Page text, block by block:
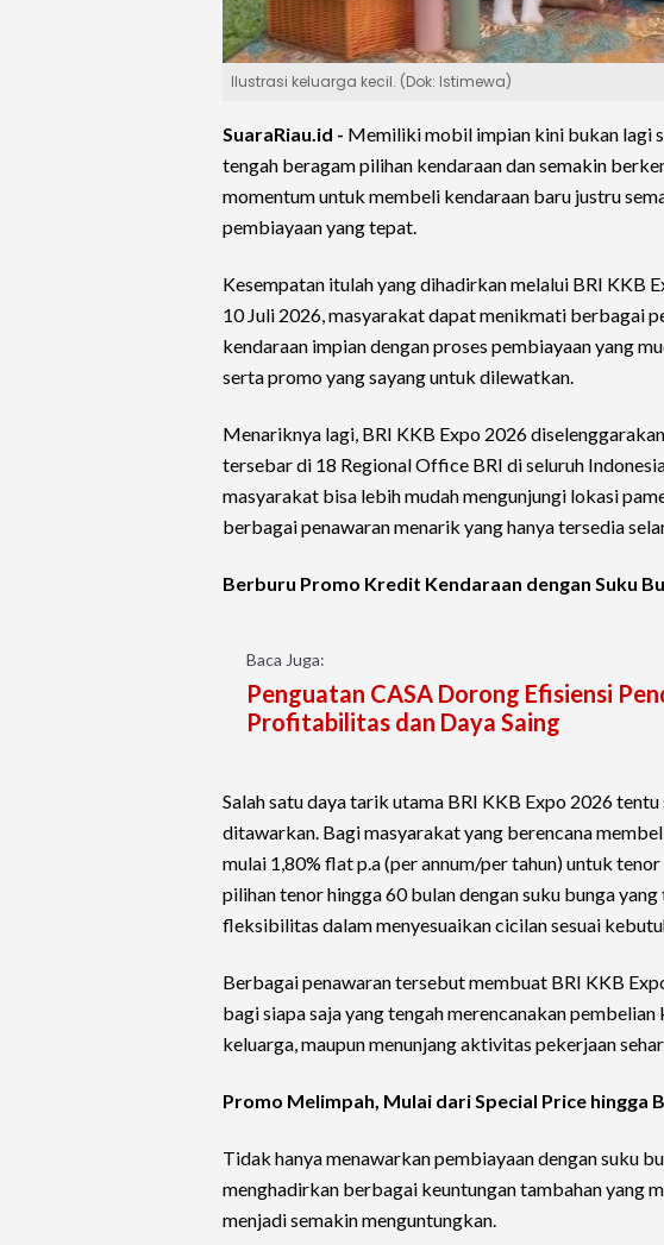
Ilustrasi keluarga kecil. (Dok: Istimewa)
SuaraRiau.id - Memiliki mobil impian kini bukan lagi
tengah beragam pilihan kendaraan dan semakin
momentum untuk membeli kendaraan baru justru
pembiayaan yang tepat.
Kesempatan itulah yang dihadirkan melalui BRI KKB
10 Juli 2026, masyarakat dapat menikmati berbagai
kendaraan impian dengan proses pembiayaan yang
serta promo yang sayang untuk dilewatkan.
Menariknya lagi, BRI KKB Expo 2026
tersebar di 18 Regional Office BRI di seluruh
masyarakat bisa lebih mudah mengunjungi lokasi
berbagai penawaran menarik yang hanya tersedia
Berburu Promo Kredit Kendaraan dengan Suku
Baca Juga:
Penguatan CASA Dorong Efisiensi
Profitabilitas dan Daya Saing
Salah satu daya tarik utama BRI KKB Expo 2026
ditawarkan. Bagi masyarakat yang berencana
mulai 1,80% flat p.a (per annum/per tahun) untuk
pilihan tenor hingga 60 bulan dengan suku bunga
fleksibilitas dalam menyesuaikan cicilan sesuai
Berbagai penawaran tersebut membuat BRI KKB
bagi siapa saja yang tengah merencanakan
keluarga, maupun menunjang aktivitas pekerjaan
Promo Melimpah, Mulai dari Special Price hingga
Tidak hanya menawarkan pembiayaan dengan suku
menghadirkan berbagai keuntungan tambahan yang
menjadi semakin menguntungkan.